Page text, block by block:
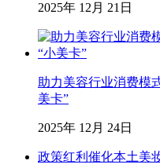
2025年 12月 21日
助力美容行业消费模
美卡”
2025年 12月 24日
政策红利催化本土美